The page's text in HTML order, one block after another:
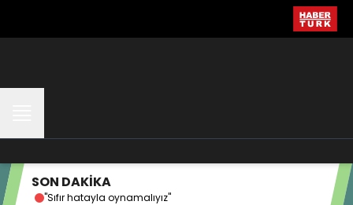
SON DAKİKA
"Sıfır hatayla oynamalıyız"